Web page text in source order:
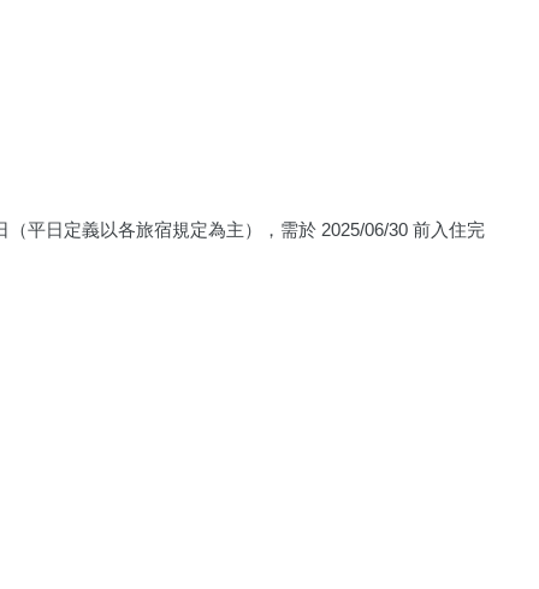
（平日定義以各旅宿規定為主）
，需於 2025/06/30 前入住完